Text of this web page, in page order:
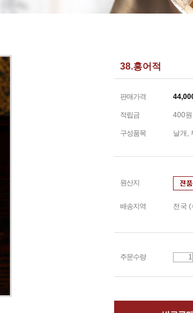
38.홍어적
판매가격
적립금 400원
구성품목 날개,
원산지
배송지역 전국
주문수량